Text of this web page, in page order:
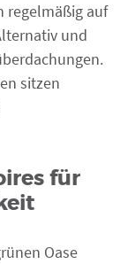
regelmäßig auf
und
sitzen
für
Oase